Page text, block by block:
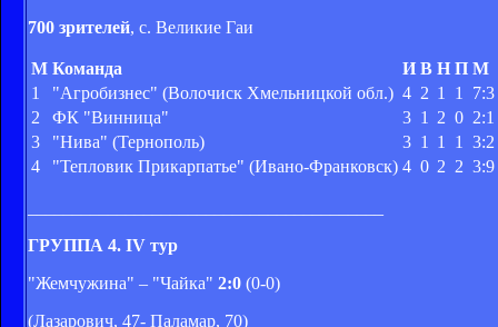
700 зрителей, с. Великие Гаи
М Команда И В Н П М
1
"Агробизнес" (Волочиск Хмельницкой обл.) 4 2 1 1
7:3
2
ФК "Винница" 3 1 2 0 2:1
3
"Нива" (Тернополь) 3 1 1 1
3:2
4
"Тепловик Прикарпатье" (Ивано-Франковск) 4 0 2 2 3:9
ГРУППА 4. IV тур
"Жемчужина" – "Чайка" 2:0 (0-0)
(Лазарович, 47- Паламар, 70)